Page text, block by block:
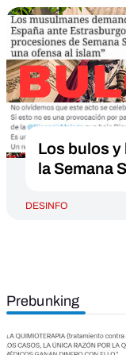
Los bulos
la Semana
DESINFO
Prebunking